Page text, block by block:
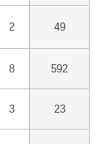
2 49
8 592
3 23